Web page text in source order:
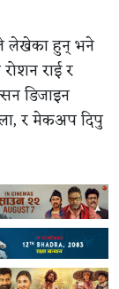
लेखेका हुन् भने
राई र
डिजाइन
र मेकअप दिपु